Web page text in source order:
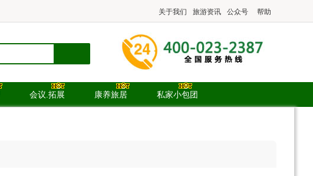
关于我们 旅游资讯 公众号 帮助
会议.拓展 康养旅居 私家小包团